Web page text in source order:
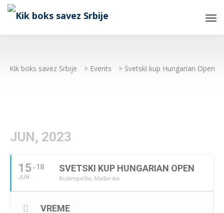
Kik boks savez Srbije > Events > Svetski kup Hungarian Open
JUN, 2023
15
JUN
18 SVETSKI KUP HUNGARIAN OPEN
Budimpešta, Mađarska
VREME